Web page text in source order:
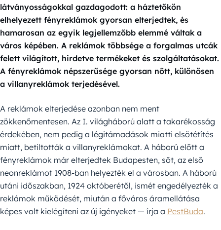
látványosságokkal gazdagodott: a háztetőkön
elhelyezett fényreklámok gyorsan elterjedtek, és
hamarosan az egyik legjellemzőbb elemmé váltak a
város képében. A reklámok többsége a forgalmas utcák
felett világított, hirdetve termékeket és szolgáltatásokat.
A fényreklámok népszerűsége gyorsan nőtt, különösen
a villanyreklámok terjedésével.
A reklámok elterjedése azonban nem ment
zökkenőmentesen. Az I. világháború alatt a takarékosság
érdekében, nem pedig a légitámadások miatti elsötétítés
miatt, betiltották a villanyreklámokat. A háború előtt a
fényreklámok már elterjedtek Budapesten, sőt, az első
neonreklámot 1908-ban helyezték el a városban. A háború
utáni időszakban, 1924 októberétől, ismét engedélyezték a
reklámok működését, miután a főváros áramellátása
képes volt kielégíteni az új igényeket — írja a PestBuda.